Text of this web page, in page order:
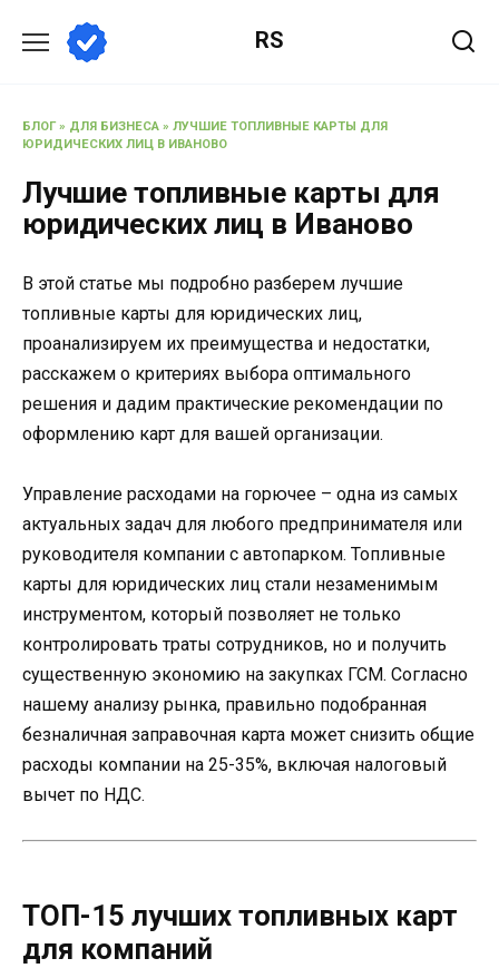
содержанию
RS
БЛОГ» ДЛЯ БИЗНЕСА » ЛУЧШИЕ ТОПЛИВНЫЕ КАРТЫ ДЛЯ
ЮРИДИЧЕСКИХ ЛИЦ В ИВАНОВО
Лучшие топливные карты для
юридических лиц в Иваново
В этой статье мы подробно разберем лучшие
топливные карты для юридических лиц,
проанализируем их преимущества и недостатки,
расскажем о критериях выбора оптимального
решения и дадим практические рекомендации по
оформлению карт для вашей организации.
Управление расходами на горючее – одна из самых
актуальных задач для любого предпринимателя или
руководителя компании с автопарком. Топливные
карты для юридических лиц стали незаменимым
инструментом, который позволяет не только
контролировать траты сотрудников, но и получить
существенную экономию на закупках ГСМ. Согласно
нашему анализу рынка, правильно подобранная
безналичная заправочная карта может снизить общие
расходы компании на 25-35%, включая налоговый
вычет по НДС.
ТОП-15 лучших топливных карт
для компаний